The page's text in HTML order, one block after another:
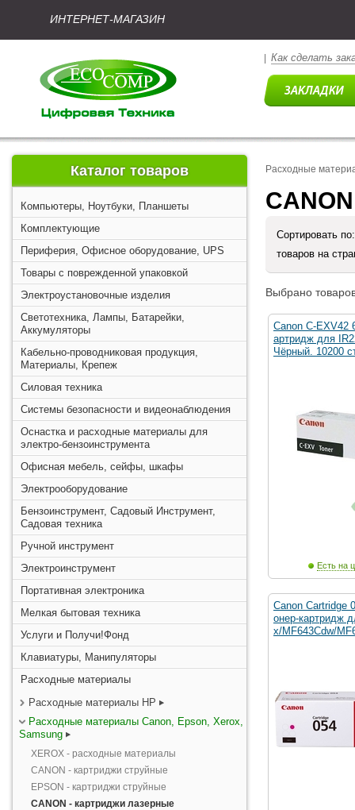
ИНТЕРНЕТ-МАГАЗИН
Как сделать
Каталог товаров
Компьютеры, Ноутбуки, Планшеты
Комплектующие
Периферия, Офисное оборудование, UPS
Товары с поврежденной упаковкой
Электроустановочные изделия
Светотехника, Лампы, Батарейки,
Аккумуляторы
Кабельно-проводниковая продукция,
Материалы, Крепеж
Силовая техника
Системы безопасности и видеонаблюдения
Оснастка и расходные материалы для
электро-бензоинструмента
Офисная мебель, сейфы, шкафы
Электрооборудование
Бензоинструмент, Садовый Инструмент,
Садовая техника
Ручной инструмент
Электроинструмент
Портативная электроника
Мелкая бытовая техника
Услуги и Получи!Фонд
Клавиатуры, Манипуляторы
Расходные материалы
Расходные материалы HP
Расходные материалы Canon, Epson, Xerox,
Samsung
XEROX - расходные материалы
CANON - картриджи струйные
EPSON - картриджи струйные
CANON - картриджи лазерные
Расходные
Сортировать
товаров на
Выбрано
Canon C-EXV42
артридж для
Чёрный. 10200
Есть на
Canon Cartridge
онер-картридж
x/MF643Cdw/